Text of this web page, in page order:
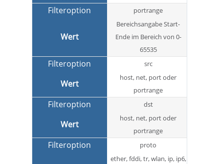
portrange
Bereichsangabe Start-
Ende im Bereich von 0-
65535
src
host, net, port oder
portrange
dst
host, net, port oder
portrange
proto
ether, fddi, tr, wlan, ip, ip6,